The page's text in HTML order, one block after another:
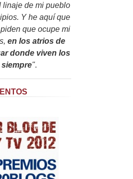
linaje de mi pueblo
Y he aquí que
que ocupe mi
en los atrios de
donde viven los
siempre".